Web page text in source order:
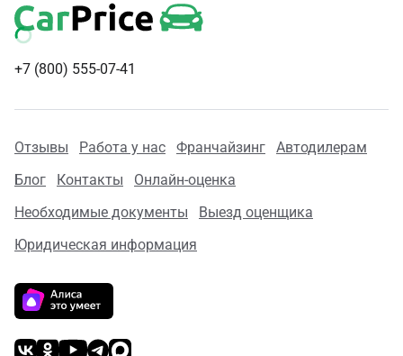
+7 (800) 555-07-41
Отзывы Работа у нас Франчайзинг
Автодилерам
Блог
Контакты
Онлайн-оценка
Необходимые документы
Выезд оценщика
Юридическая информация